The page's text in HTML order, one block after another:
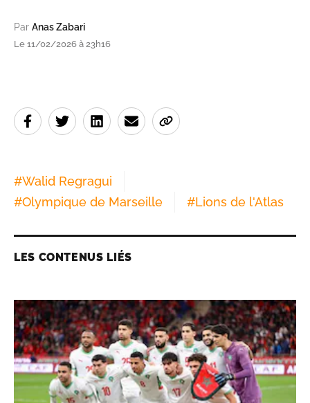
Par Anas Zabari
Le 11/02/2026 à 23h16
#Walid Regragui
#Olympique de Marseille #Lions de l'Atlas
LES CONTENUS LIÉS